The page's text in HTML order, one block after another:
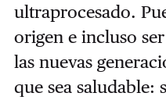
ultraprocesado.
origen e incluso
las nuevas
que sea saludable: